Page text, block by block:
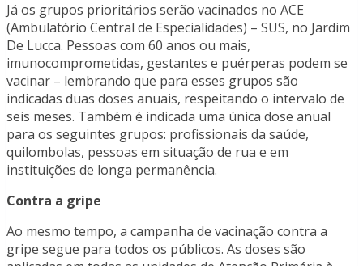
Já os grupos prioritários serão vacinados no ACE
(Ambulatório Central de Especialidades) – SUS, no Jardim
De Lucca. Pessoas com 60 anos ou mais,
imunocomprometidas, gestantes e puérperas podem se
vacinar – lembrando que para esses grupos são
indicadas duas doses anuais, respeitando o intervalo de
seis meses. Também é indicada uma única dose anual
para os seguintes grupos: profissionais da saúde,
quilombolas, pessoas em situação de rua e em
instituições de longa permanência.
Contra a gripe
Ao mesmo tempo, a campanha de vacinação contra a
gripe segue para todos os públicos. As doses são